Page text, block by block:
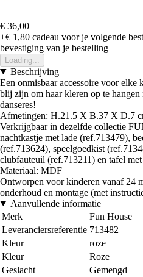
€ 36,00
+€ 1,80 cadeau voor je volgende
bevestiging van je bestelling
Loading...
Beschrijving
Een onmisbaar accessoire voor elke
blij zijn om haar kleren op te hangen
danseres!
Afmetingen: H.21.5 X B.37 X D.7
Verkrijgbaar in dezelfde collectie
nachtkastje met lade (ref.713479),
(ref.713624), speelgoedkist
clubfauteuil (ref.713211) en tafel
Materiaal: MDF
Ontworpen voor kinderen vanaf 24
onderhoud en montage (met
Aanvullende informatie
Merk
Fun House
Leveranciersreferentie 713482
Kleur
roze
Kleur
Roze
Geslacht
Gemengd